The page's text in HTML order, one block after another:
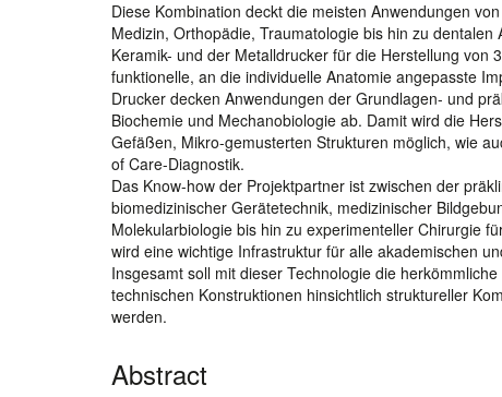
Diese Kombination deckt die meisten Anwendungen
Medizin, Orthopädie, Traumatologie bis hin zu
Keramik- und der Metalldrucker für die Herstellung von
funktionelle, an die individuelle Anatomie angepasste
Drucker decken Anwendungen der Grundlagen- und
Biochemie und Mechanobiologie ab. Damit wird die
Gefäßen, Mikro-gemusterten Strukturen möglich, wie
of Care-Diagnostik.
Das Know-how der Projektpartner ist zwischen der
biomedizinischer Gerätetechnik, medizinischer
Molekularbiologie bis hin zu experimenteller Chirurgie
wird eine wichtige Infrastruktur für alle akademischen
Insgesamt soll mit dieser Technologie die
technischen Konstruktionen hinsichtlich struktureller
werden.
Abstract